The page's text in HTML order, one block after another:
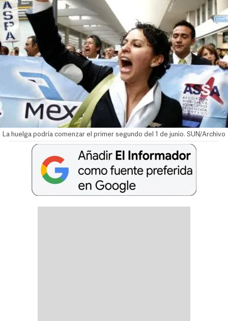
La huelga podría comenzar el primer segundo del 1 de junio. SUN/Archivo